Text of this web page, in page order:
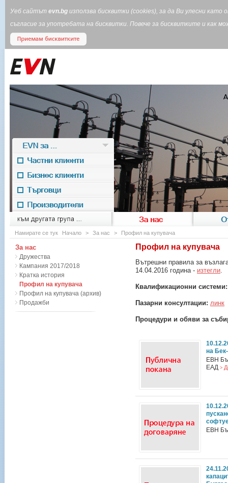
Уеб сайтът evn.bg използва бисквитки (cookies), за да Ви улесни
съгласие за употребата на бисквитки. Повече за бисквитките и
към другата група ... За нас
EVN for
EVN за ...
Частни клиенти
Бизнес клиенти
Търговци
Производители
Намирате се тук Начало > За нас > Профил на купувача
Профил на купувача
Вътрешни правила за
14.04.2016 година - изтегли.
Квалификационни
Пазарни консултации: линк
Процедури и обяви за
на
ЕВН
ЕАД >
ЕВН
За нас
Дружества
Кампания 2017/2018
Кратка история
Профил на купувача
Профил на купувача (архив)
Продажби